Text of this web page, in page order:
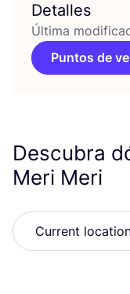
Detalles
Última
Puntos de
Descubra
Meri Meri